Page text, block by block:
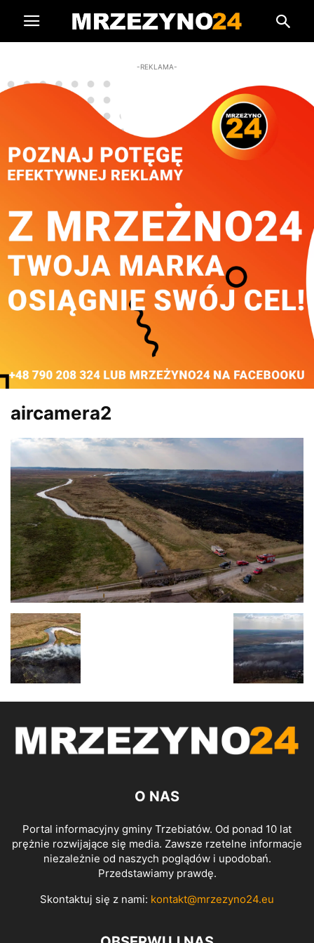
-REKLAMA-
aircamera2
O NAS
Portal informacyjny gminy Trzebiatów. Od ponad 10 lat
prężnie rozwijające się media. Zawsze rzetelne informacje
niezależnie od naszych poglądów i upodobań.
Przedstawiamy prawdę.
Skontaktuj się z nami: kontakt@mrzezyno24.eu